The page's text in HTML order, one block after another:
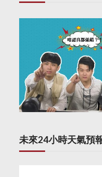
未來24小時天氣預